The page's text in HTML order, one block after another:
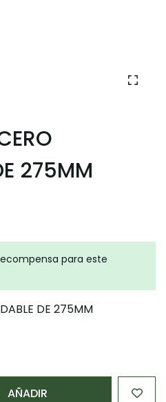
275MM
para este
DE 275MM
AÑADIR